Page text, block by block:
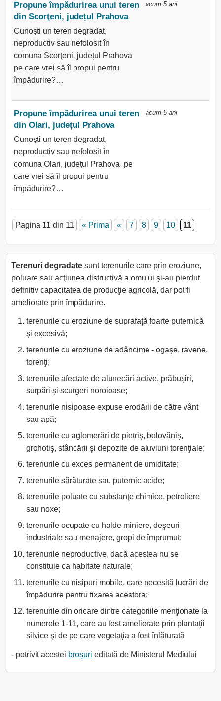
Propune împădurirea unui teren
din Scorţeni, județul Prahova
Cunoști un teren degradat,
neproductiv sau nefolosit în
comuna Scorţeni, județul Prahova
pe care vrei să îl propui pentru
împădurire?…
acum 5 ani
Propune împădurirea unui teren
din Olari, județul Prahova
Cunoști un teren degradat,
neproductiv sau nefolosit în
comuna Olari, județul Prahova pe
care vrei să îl propui pentru
împădurire?…
acum 5 ani
Pagina 11 din 11 « Prima « 7 8 9 10 11
Terenuri degradate sunt terenurile care prin eroziune,
poluare sau acţiunea distructivă a omului şi-au pierdut
definitiv capacitatea de producţie agricolă, dar pot fi
ameliorate prin împădurire.
terenurile cu eroziune de suprafaţă foarte puternică
şi excesivă;
terenurile cu eroziune de adâncime - ogaşe, ravene,
torenţi;
terenurile afectate de alunecări active, prăbuşiri,
surpări şi scurgeri noroioase;
terenurile nisipoase expuse erodării de către vânt
sau apă;
terenurile cu aglomerări de pietriş, bolovăniş,
grohotiş, stâncării şi depozite de aluviuni torenţiale;
terenurile cu exces permanent de umiditate;
terenurile sărăturate sau puternic acide;
terenurile poluate cu substanţe chimice, petroliere
sau noxe;
terenurile ocupate cu halde miniere, deşeuri
industriale sau menajere, gropi de împrumut;
terenurile neproductive, dacă acestea nu se
constituie ca habitate naturale;
terenurile cu nisipuri mobile, care necesită lucrări de
împădurire pentru fixarea acestora;
terenurile din oricare dintre categoriile menţionate la
numerele 1-11, care au fost ameliorate prin plantaţii
silvice şi de pe care vegetaţia a fost înlăturată
- potrivit acestei broșuri editată de Ministerul Mediului